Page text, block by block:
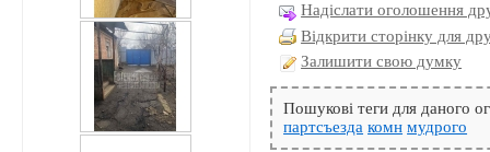
Надіслати оголошення
Відкрити сторінку для
Залишити свою думку
Пошукові теги для даного
партсъезда комн мудрого